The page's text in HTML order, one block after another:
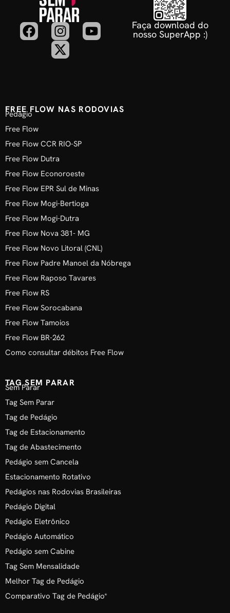
Faça download do
nosso SuperApp :)
FREE FLOW NAS RODOVIAS
Pedágio
Free Flow
Free Flow CCR RIO-SP
Free Flow Dutra
Free Flow Econoroeste
Free Flow EPR Sul de Minas
Free Flow Mogi-Bertioga
Free Flow Mogi-Dutra
Free Flow Nova 381- MG
Free Flow Novo Litoral (CNL)
Free Flow Padre Manoel da Nóbrega
Free Flow Raposo Tavares
Free Flow RS
Free Flow Sorocabana
Free Flow Tamoios
Free Flow BR-262
Como consultar débitos Free Flow
TAG SEM PARAR
Sem Parar
Tag Sem Parar
Tag de Pedágio
Tag de Estacionamento
Tag de Abastecimento
Pedágio sem Cancela
Estacionamento Rotativo
Pedágios nas Rodovias Brasileiras
Pedágio Digital
Pedágio Eletrônico
Pedágio Automático
Pedágio sem Cabine
Tag Sem Mensalidade
Melhor Tag de Pedágio
Comparativo Tag de Pedágio*